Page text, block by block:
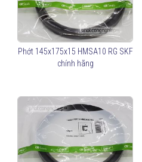
Phớt 145x175x15 HMSA10 RG SKF
chính hãng